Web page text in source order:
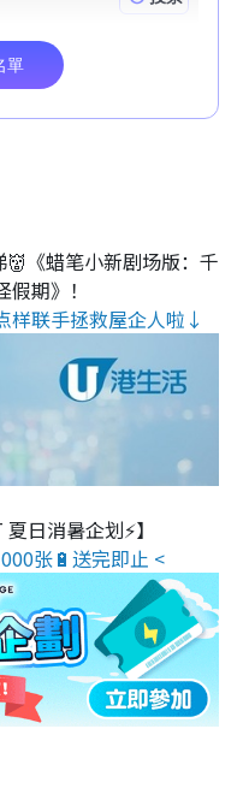
👹《蜡笔小新剧场版：千
期》！
样联手拯救屋企人啦↓
日消暑企划⚡】
张🔋送完即止 <